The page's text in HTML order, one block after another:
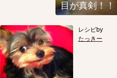
目が真剣！！
レシピby
たっきー